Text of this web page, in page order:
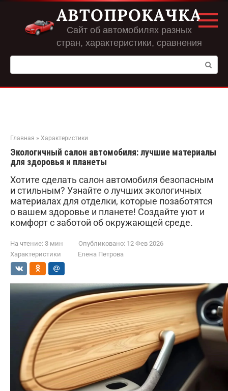
Перейти
контенту
АВТОПРОКАЧКА
Сайт об автомобилях разных
стран, характеристики, сравнения
Поиск:
Главная » Характеристики
Экологичный салон автомобиля: лучшие материалы
для здоровья и планеты
Хотите сделать салон автомобиля безопасным
и стильным? Узнайте о лучших экологичных
материалах для отделки, которые позаботятся
о вашем здоровье и планете! Создайте уют и
комфорт с заботой об окружающей среде.
На чтение: 3 мин Опубликовано: 12 Фев 2026
Характеристики
Елена Петрова